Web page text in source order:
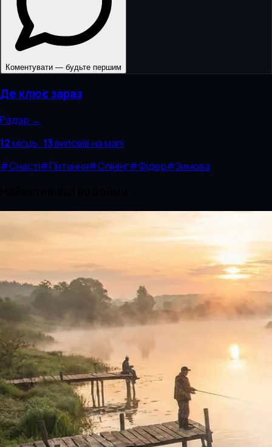
Коментувати — будьте першим
Де клює зараз
Радар →
12місць · 13виловівна мапі
#Снасті#Питання#Спінінг#Фідер#Зимова